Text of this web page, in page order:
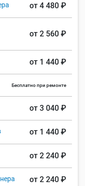
от 4 480 ₽
от 2 560 ₽
от 1 440 ₽
Бесплатно при ремонте
от 3 040 ₽
от 1 440 ₽
от 2 240 ₽
от 2 240 ₽